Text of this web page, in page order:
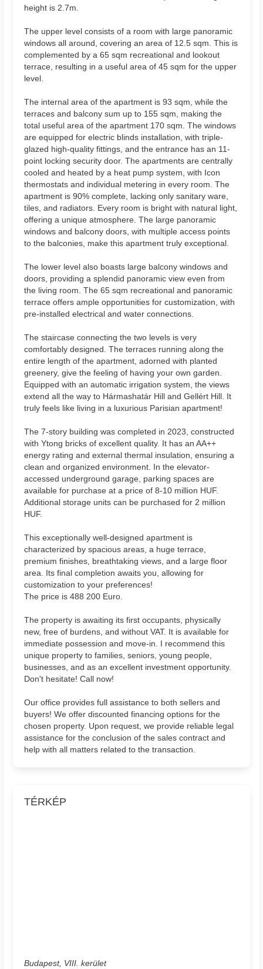
height is 2.7m.
The upper level consists of a room with large panoramic
windows all around, covering an area of 12.5 sqm. This is
complemented by a 65 sqm recreational and lookout
terrace, resulting in a useful area of 45 sqm for the upper
level.
The internal area of the apartment is 93 sqm, while the
terraces and balcony sum up to 155 sqm, making the
total useful area of the apartment 170 sqm. The windows
are equipped for electric blinds installation, with triple-
glazed high-quality fittings, and the entrance has an 11-
point locking security door. The apartments are centrally
cooled and heated by a heat pump system, with Icon
thermostats and individual metering in every room. The
apartment is 90% complete, lacking only sanitary ware,
tiles, and radiators. Every room is bright with natural light,
offering a unique atmosphere. The large panoramic
windows and balcony doors, with multiple access points
to the balconies, make this apartment truly exceptional.
The lower level also boasts large balcony windows and
doors, providing a splendid panoramic view even from
the living room. The 65 sqm recreational and panoramic
terrace offers ample opportunities for customization, with
pre-installed electrical and water connections.
The staircase connecting the two levels is very
comfortably designed. The terraces running along the
entire length of the apartment, adorned with planted
greenery, give the feeling of having your own garden.
Equipped with an automatic irrigation system, the views
extend all the way to Hármashatár Hill and Gellért Hill. It
truly feels like living in a luxurious Parisian apartment!
The 7-story building was completed in 2023, constructed
with Ytong bricks of excellent quality. It has an AA++
energy rating and external thermal insulation, ensuring a
clean and organized environment. In the elevator-
accessed underground garage, parking spaces are
available for purchase at a price of 8-10 million HUF.
Additional storage units can be purchased for 2 million
HUF.
This exceptionally well-designed apartment is
characterized by spacious areas, a huge terrace,
premium finishes, breathtaking views, and a large floor
area. Its final completion awaits you, allowing for
customization to your preferences!
The price is 488 200 Euro.
The property is awaiting its first occupants, physically
new, free of burdens, and without VAT. It is available for
immediate possession and move-in. I recommend this
unique property to families, seniors, young people,
businesses, and as an excellent investment opportunity.
Don't hesitate! Call now!
Our office provides full assistance to both sellers and
buyers! We offer discounted financing options for the
chosen property. Upon request, we provide reliable legal
assistance for the conclusion of the sales contract and
help with all matters related to the transaction.
TÉRKÉP
Budapest, VIII. kerület